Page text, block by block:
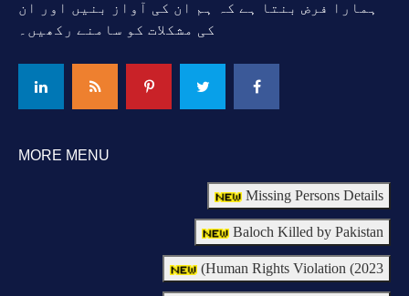
ہمارا فرض بنتا ہے کہ ہم ان کی آواز بنیں اور ان
کی مشکلات کو سامنے رکھیں۔
MORE MENU
Missing Persons Details
Baloch Killed by Pakistan
Human Rights Violation (2023)